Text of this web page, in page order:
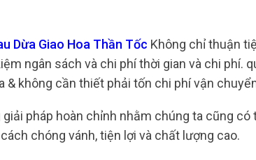
Dừa Giao Hoa Thần Tốc Không chỉ thuận
ngân sách và chi phí thời gian và chi phí.
& không cần thiết phải tốn chi phí vận
pháp hoàn chỉnh nhằm chúng ta cũng có
chóng vánh, tiện lợi và chất lượng cao.